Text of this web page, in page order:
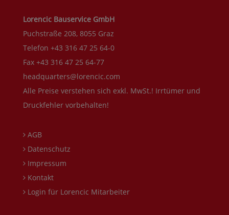
Lorencic Bauservice GmbH
Puchstraße 208, 8055 Graz
Telefon +43 316 47 25 64-0
Fax +43 316 47 25 64-77
headquarters@lorencic.com
Alle Preise verstehen sich exkl. MwSt.! Irrtümer und
Druckfehler vorbehalten!
AGB
Datenschutz
Impressum
Kontakt
Login für Lorencic Mitarbeiter